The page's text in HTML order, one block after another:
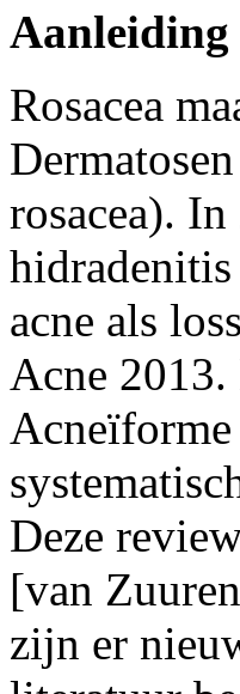
Aanleiding
Rosacea
rosacea).
hidradenitis
acne als
Acne
Acneïforme
Deze
[van
zijn er